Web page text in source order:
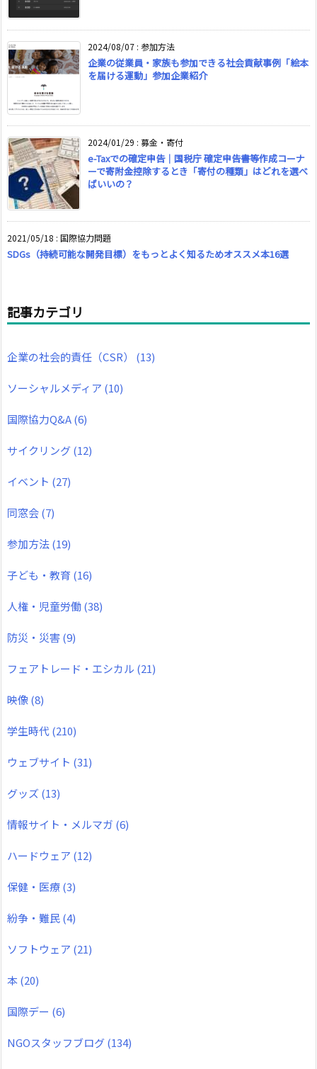
2024/08/07 : 参加方法
企業の従業員・家族も参加できる社会貢献事例「絵本
を届ける運動」参加企業紹介
2024/01/29 : 募金・寄付
e-Taxでの確定申告｜国税庁 確定申告書等作成コーナ
ーで寄附金控除するとき「寄付の種類」はどれを選べ
ばいいの？
2021/05/18 : 国際協力問題
SDGs（持続可能な開発目標）をもっとよく知るためオススメ本16選
記事カテゴリ
企業の社会的責任（CSR） (13)
ソーシャルメディア (10)
国際協力Q&A(6)
サイクリング(12)
イベント (27)
同窓会(7)
参加方法(19)
子ども・教育 (16)
人権・児童労働(38)
防災・災害(9)
フェアトレード・エシカル (21)
映像(8)
学生時代(210)
ウェブサイト (31)
グッズ (13)
情報サイト・メルマガ (6)
ハードウェア (12)
保健・医療(3)
紛争・難民(4)
ソフトウェア (21)
本(20)
国際デー (6)
NGOスタッフブログ(134)